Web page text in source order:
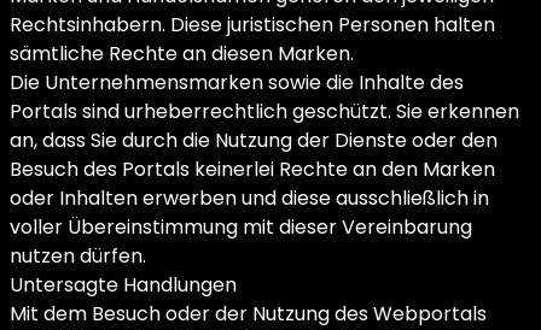
Rechtsinhabern. Diese juristischen Personen halten
sämtliche Rechte an diesen Marken.
Die Unternehmensmarken sowie die Inhalte des
Portals sind urheberrechtlich geschützt. Sie erkennen
an, dass Sie durch die Nutzung der Dienste oder den
Besuch des Portals keinerlei Rechte an den Marken
oder Inhalten erwerben und diese ausschließlich in
voller Übereinstimmung mit dieser Vereinbarung
nutzen dürfen.
Untersagte Handlungen
Mit dem Besuch oder der Nutzung des Webportals